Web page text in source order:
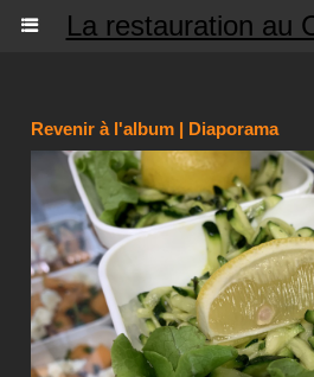
La restauration au
Revenir à l'album | Diaporama